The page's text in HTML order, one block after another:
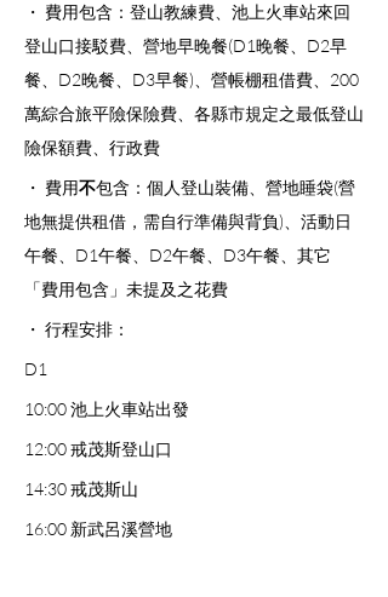
・ 費用包含：登山教練費、池上火車站來回
登山口接駁費、營地早晚餐(D1晚餐、D2早
餐、D2晚餐、D3早餐)、營帳棚租借費、200
萬綜合旅平險保險費、各縣市規定之最低登山
險保額費、行政費
・ 費用不包含：個人登山裝備、營地睡袋(營
地無提供租借，需自行準備與背負)、活動日
午餐、D1午餐、D2午餐、D3午餐、其它
「費用包含」未提及之花費
・ 行程安排：
D1
10:00 池上火車站出發
12:00 戒茂斯登山口
14:30 戒茂斯山
16:00 新武呂溪營地